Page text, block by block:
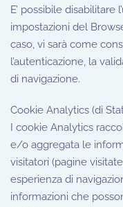
E’ possibile disabilitare
impostazioni del
caso, vi sarà come
l’autenticazione, la
di navigazione.
Cookie Analytics (di
I cookie Analytics
e/o aggregata le
visitatori (pagine
esperienza di
informazioni che